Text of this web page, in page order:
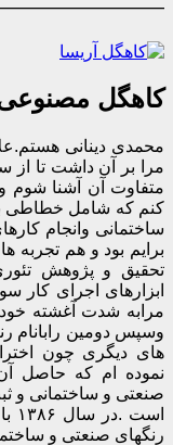
کاهگل مصنوعی
محمدی دینانی
مرا بر آن داشت تا از
متفاوت آن آشنا شوم و
کنم که شامل خطاطی
ساختمانی وانجام
برایم بود و هم
تحقیق و پژوهش
ابزارهای اجرای کار
مرابه شدت آغشته خود
وسپس دومین رابانام
های دیگری چون
صنعتی و ساختمانی و
رنگهای صنعتی و